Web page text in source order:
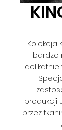
Kolekcja
bardzo
delikatnie
produkcji
przez